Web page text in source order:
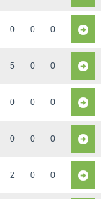
0 0 0
5 0 0
0 0 0
0 0 0
2 0 0